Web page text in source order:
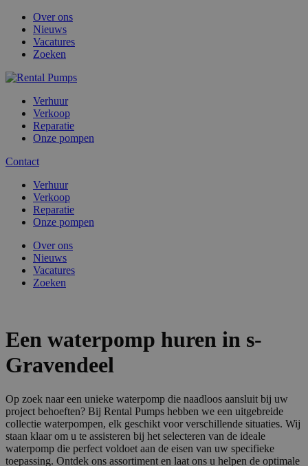
Over ons
Nieuws
Vacatures
Zoeken
Verhuur
Verkoop
Reparatie
Onze pompen
Contact
Verhuur
Verkoop
Reparatie
Onze pompen
Over ons
Nieuws
Vacatures
Zoeken
Een waterpomp huren in s-
Gravendeel
Op zoek naar een unieke waterpomp die naadloos aansluit bij uw
project behoeften? Bij Rental Pumps hebben we een uitgebreide
collectie waterpompen, elk geschikt voor verschillende situaties. Wij
staan klaar om u te assisteren bij het selecteren van de ideale
waterpomp die perfect voldoet aan de eisen van uw specifieke
toepassing. Ontdek ons assortiment en laat ons u helpen de optimale